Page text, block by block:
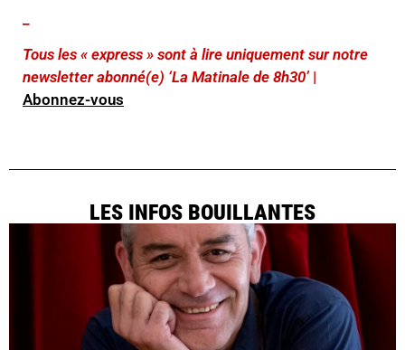
Tous les « express » sont à lire uniquement sur notre
newsletter abonné(e) ‘La Matinale de 8h30’ |
Abonnez-vous
LES INFOS BOUILLANTES